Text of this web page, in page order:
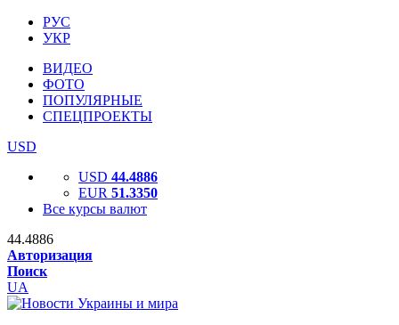
РУС
УКР
ВИДЕО
ФОТО
ПОПУЛЯРНЫЕ
СПЕЦПРОЕКТЫ
USD
USD 44.4886
EUR 51.3350
Все курсы валют
44.4886
Авторизация
Поиск
UA